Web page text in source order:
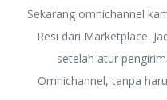
Sekarang omnichannel
Resi dari Marketplace.
setelah atur
Omnichannel, tanpa